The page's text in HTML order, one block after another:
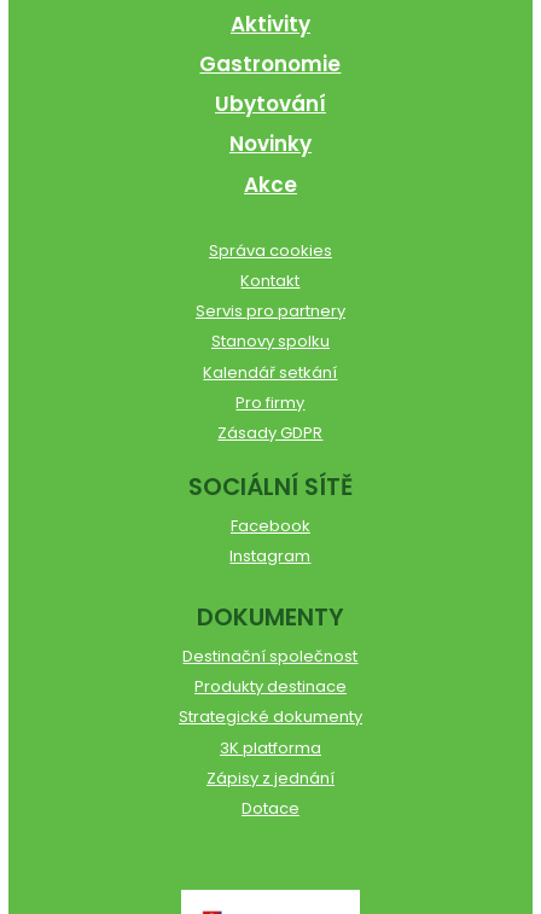
Aktivity
Gastronomie
Ubytování
Novinky
Akce
Správa cookies
Kontakt
Servis pro partnery
Stanovy spolku
Kalendář setkání
Pro firmy
Zásady GDPR
SOCIÁLNÍ SÍTĚ
Facebook
Instagram
DOKUMENTY
Destinační společnost
Produkty destinace
Strategické dokumenty
3K platforma
Zápisy z jednání
Dotace